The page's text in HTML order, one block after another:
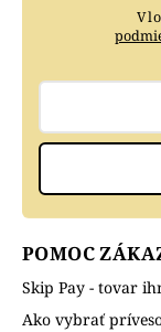
POMOC
Skip Pay - tovar
Ako vybrať